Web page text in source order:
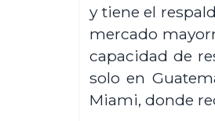
y tiene el
mercado
capacidad de
solo en
Miami, donde